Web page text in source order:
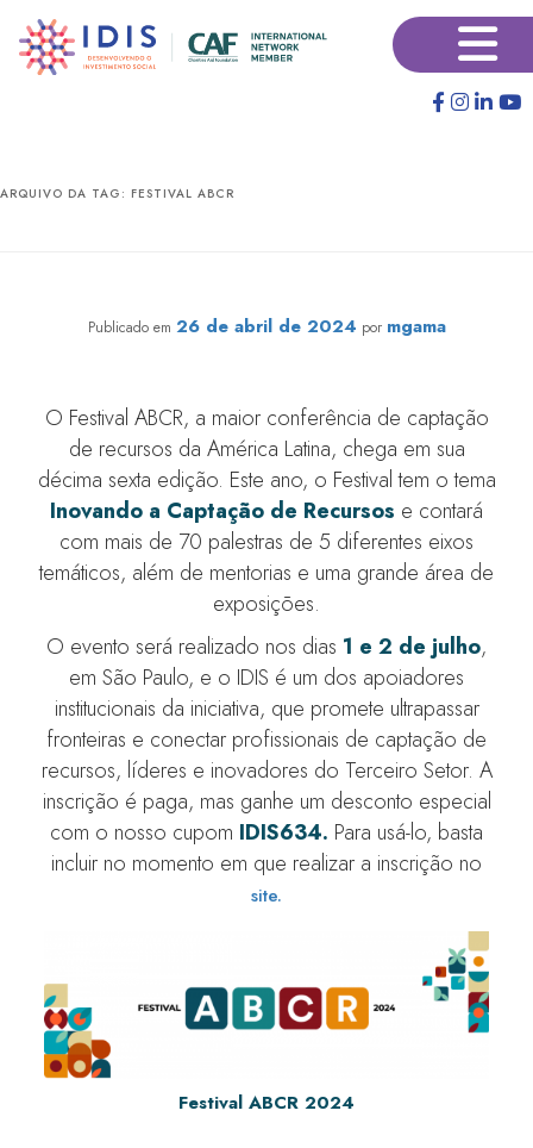
para
para
×
ARQUIVO DA TAG: FESTIVAL ABCR
Publicado em 26 de abril de 2024 por mgama
O Festival ABCR, a maior conferência de captação
de recursos da América Latina, chega em sua
décima sexta edição. Este ano, o Festival tem o tema
Inovando a Captação de Recursos e contará
com mais de 70 palestras de 5 diferentes eixos
temáticos, além de mentorias e uma grande área de
exposições.
O evento será realizado nos dias 1 e 2 de julho,
em São Paulo, e o IDIS é um dos apoiadores
institucionais da iniciativa, que promete ultrapassar
fronteiras e conectar profissionais de captação de
recursos, líderes e inovadores do Terceiro Setor. A
inscrição é paga, mas ganhe um desconto especial
com o nosso cupom IDIS634. Para usá-lo, basta
incluir no momento em que realizar a inscrição no
site.
Festival ABCR 2024